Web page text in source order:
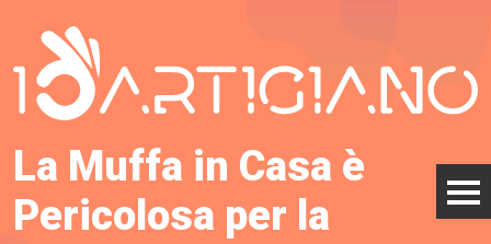
La Muffa in Casa è
Pericolosa per la